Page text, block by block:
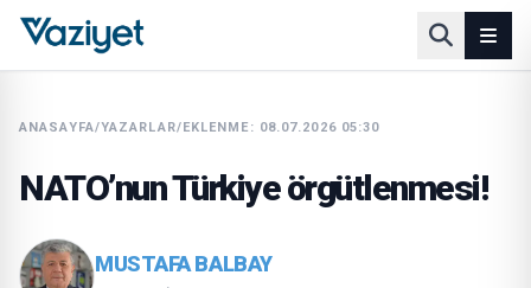
ANASAYFA/YAZARLAR/EKLENME: 08.07.2026 05:30
NATO’nun Türkiye örgütlenmesi!
MUSTAFA BALBAY